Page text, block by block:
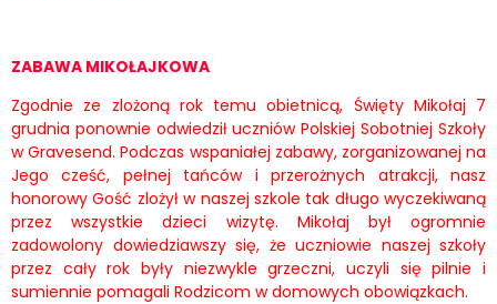
ZABAWA MIKOŁAJKOWA
Zgodnie ze zlożoną rok temu obietnicą, Święty Mikołaj 7
grudnia ponownie odwiedził uczniów Polskiej Sobotniej Szkoły
w Gravesend. Podczas wspaniałej zabawy, zorganizowanej na
Jego cześć, pełnej tańców i przerożnych atrakcji, nasz
honorowy Gość zlożył w naszej szkole tak długo wyczekiwaną
przez wszystkie dzieci wizytę. Mikołaj był ogromnie
zadowolony dowiedziawszy się, że uczniowie naszej szkoły
przez cały rok były niezwykle grzeczni, uczyli się pilnie i
sumiennie pomagali Rodzicom w domowych obowiązkach.